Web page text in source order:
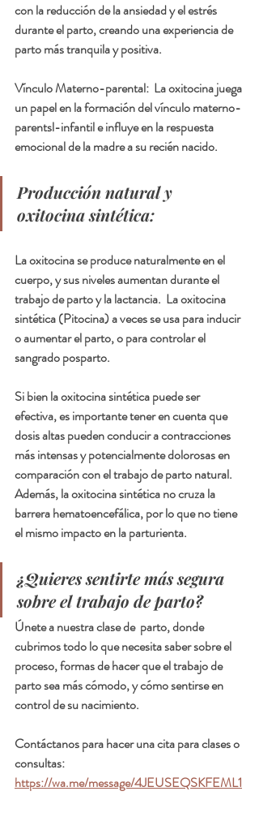
con la reducción de la ansiedad y el estrés
durante el parto, creando una experiencia de
parto más tranquila y positiva.
Vínculo Materno-parental: La oxitocina juega
un papel en la formación del vínculo materno-
parentsl-infantil e influye en la respuesta
emocional de la madre a su recién nacido.
Producción natural y
oxitocina sintética:
La oxitocina se produce naturalmente en el
cuerpo, y sus niveles aumentan durante el
trabajo de parto y la lactancia.  La oxitocina
sintética (Pitocina) a veces se usa para inducir
o aumentar el parto, o para controlar el
sangrado posparto.
Si bien la oxitocina sintética puede ser
efectiva, es importante tener en cuenta que
dosis altas pueden conducir a contracciones
más intensas y potencialmente dolorosas en
comparación con el trabajo de parto natural.
Además, la oxitocina sintética no cruza la
barrera hematoencefálica, por lo que no tiene
el mismo impacto en la parturienta.
¿Quieres sentirte más segura
sobre el trabajo de parto?
Únete a nuestra clase de  parto, donde
cubrimos todo lo que necesita saber sobre el
proceso, formas de hacer que el trabajo de
parto sea más cómodo, y cómo sentirse en
control de su nacimiento.
Contáctanos para hacer una cita para clases o
consultas:
https://wa.me/message/4JEUSEQSKFEML1